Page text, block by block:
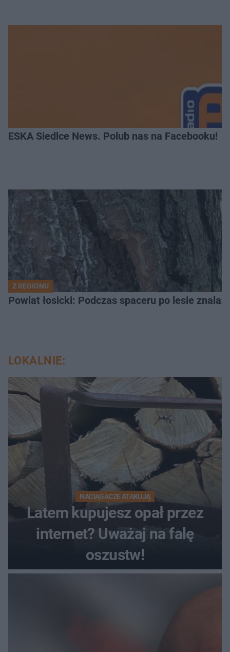
ESKA Siedlce News. Polub nas na Facebooku!
Z REGIONU
LOKALNIE:
NACIĄGACZE ATAKUJĄ
Latem kupujesz opał przez
internet? Uważaj na falę
oszustw!